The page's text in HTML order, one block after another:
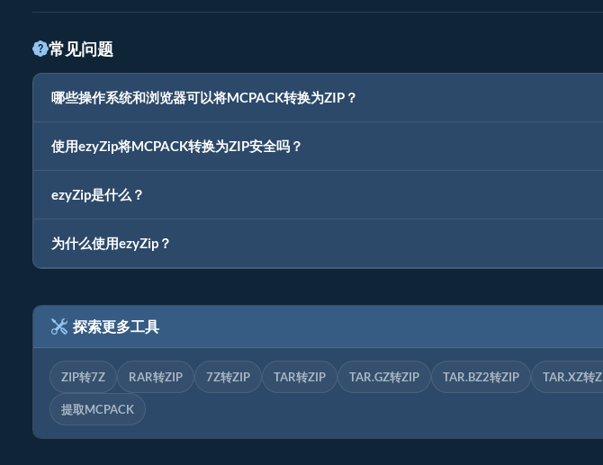
常见问题
哪些操作系统和浏览器可以将MCPACK转换为ZIP？
使用ezyZip将MCPACK转换为ZIP安全吗？
ezyZip是什么？
为什么使用ezyZip？
探索更多工具
ZIP转7Z RAR转ZIP 7Z转ZIP TAR转ZIP TAR.GZ转ZIP TAR.BZ2转ZIP TAR.XZ转
提取MCPACK